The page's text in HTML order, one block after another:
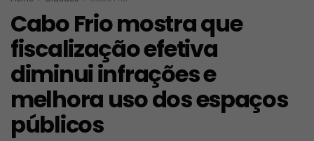
Cabo Frio mostra que
fiscalização efetiva
diminui infrações e
melhora uso dos espaços
públicos